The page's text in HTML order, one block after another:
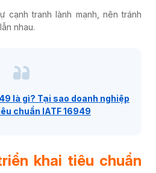
cạnh tranh lành mạnh, nên tránh
nhau.
là gì? Tại sao doanh nghiệp
chuẩn IATF 16949
khai tiêu chuẩn